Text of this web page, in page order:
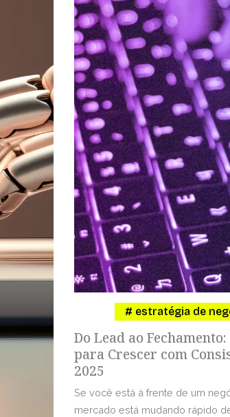
Do Lead ao Fechamento:
para Crescer com
2025
estratégia de
Se você está à frente de um
mercado está mudando rápido